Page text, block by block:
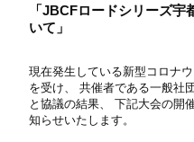
「JBCFロードシリーズ
いて」
現在発生している新型コロナ
を受け、 共催者である一般社
と協議の結果、 下記大会の開
知らせいたします。